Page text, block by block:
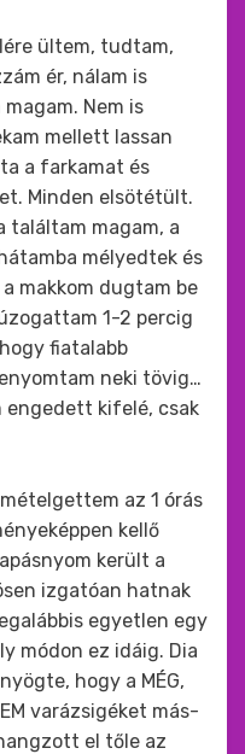
ültem, tudtam,
ér, nálam is
Nem is
mellett lassan
a farkamat és
Minden elsötétült.
találtam magam, a
mélyedtek és
makkom dugtam be
1-2 percig
fiatalabb
neki tövig…
engedett kifelé, csak
az 1 órás
kellő
került a
izgatóan hatnak
egyetlen egy
módon ez idáig. Dia
hogy a MÉG,
varázsigéket más-
el tőle az